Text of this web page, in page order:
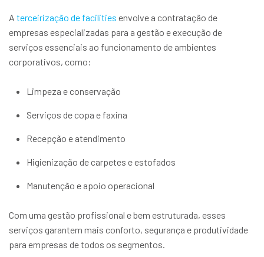
A terceirização de facilities envolve a contratação de
empresas especializadas para a gestão e execução de
serviços essenciais ao funcionamento de ambientes
corporativos, como:
Limpeza e conservação
Serviços de copa e faxina
Recepção e atendimento
Higienização de carpetes e estofados
Manutenção e apoio operacional
Com uma gestão profissional e bem estruturada, esses
serviços garantem mais conforto, segurança e produtividade
para empresas de todos os segmentos.